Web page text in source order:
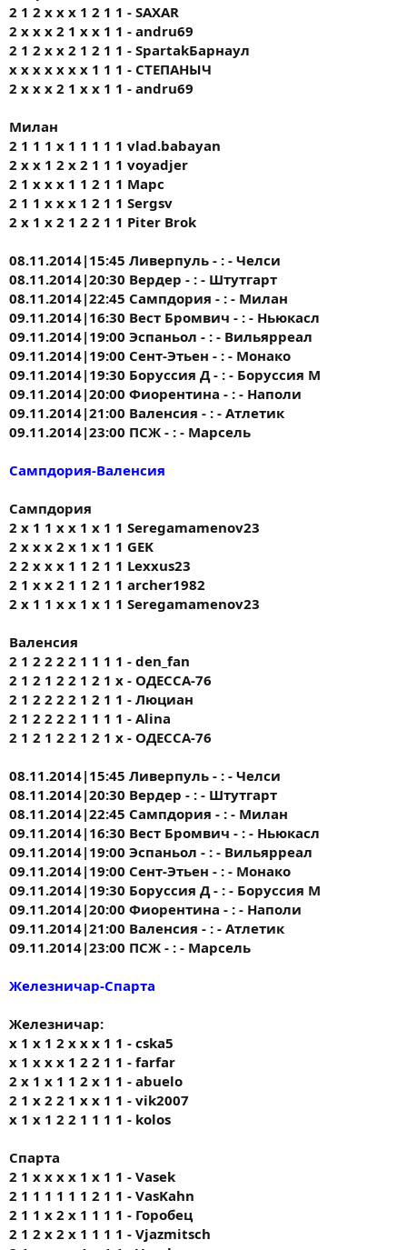
2 1 2 x х х 1 2 1 1 - SAXAR
2 x x x 2 1 x x 1 1 - andru69
2 1 2 x x 2 1 2 1 1 - SpartakБарнаул
x x x x x x x 1 1 1 - СТЕПАНЫЧ
2 x x x 2 1 x x 1 1 - andru69
Милан
2 1 1 1 х 1 1 1 1 1 vlad.babayan
2 х х 1 2 х 2 1 1 1 voyadjer
2 1 х х х 1 1 2 1 1 Марс
2 1 1 х х х 1 2 1 1 Sergsv
2 х 1 х 2 1 2 2 1 1 Piter Brok
08.11.2014|15:45 Ливерпуль - : - Челси
08.11.2014|20:30 Вердер - : - Штутгарт
08.11.2014|22:45 Сампдория - : - Милан
09.11.2014|16:30 Вест Бромвич - : - Ньюкасл
09.11.2014|19:00 Эспаньол - : - Вильярреал
09.11.2014|19:00 Сент-Этьен - : - Монако
09.11.2014|19:30 Боруссия Д - : - Боруссия М
09.11.2014|20:00 Фиорентина - : - Наполи
09.11.2014|21:00 Валенсия - : - Атлетик
09.11.2014|23:00 ПСЖ - : - Марсель
Сампдория-Валенсия
Сампдория
2 x 1 1 x x 1 x 1 1 Seregamamenov23
2 x x x 2 x 1 x 1 1 GEK
2 2 x x x 1 1 2 1 1 Lexxus23
2 1 x x 2 1 1 2 1 1 archer1982
2 x 1 1 x x 1 x 1 1 Seregamamenov23
Валенсия
2 1 2 2 2 2 1 1 1 1 - den_fan
2 1 2 1 2 2 1 2 1 х - ОДЕССА-76
2 1 2 2 2 2 1 2 1 1 - Люциан
2 1 2 2 2 2 1 1 1 1 - Alina
2 1 2 1 2 2 1 2 1 х - ОДЕССА-76
08.11.2014|15:45 Ливерпуль - : - Челси
08.11.2014|20:30 Вердер - : - Штутгарт
08.11.2014|22:45 Сампдория - : - Милан
09.11.2014|16:30 Вест Бромвич - : - Ньюкасл
09.11.2014|19:00 Эспаньол - : - Вильярреал
09.11.2014|19:00 Сент-Этьен - : - Монако
09.11.2014|19:30 Боруссия Д - : - Боруссия М
09.11.2014|20:00 Фиорентина - : - Наполи
09.11.2014|21:00 Валенсия - : - Атлетик
09.11.2014|23:00 ПСЖ - : - Марсель
Железничар-Спарта
Железничар:
x 1 x 1 2 x x x 1 1 - cska5
x 1 x x x 1 2 2 1 1 - farfar
2 x 1 x 1 1 2 x 1 1 - abuelo
2 1 х 2 2 1 х х 1 1 - vik2007
x 1 x 1 2 2 1 1 1 1 - kolos
Спарта
2 1 х х х х 1 х 1 1 - Vasek
2 1 1 1 1 1 1 2 1 1 - VasKahn
2 1 1 х 2 х 1 1 1 1 - Горобец
2 1 2 х 2 х 1 1 1 1 - Vjazmitsch